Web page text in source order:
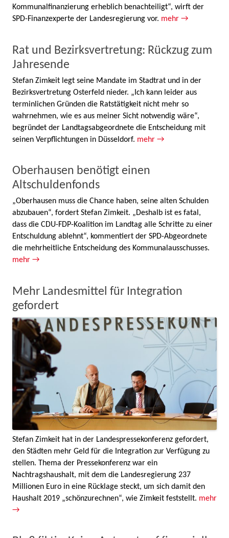
Kommunalfinanzierung erheblich benachteiligt“, wirft der
SPD-Finanzexperte der Landesregierung vor. mehr →
Rat und Bezirksvertretung: Rückzug zum
Jahresende
Stefan Zimkeit legt seine Mandate im Stadtrat und in der
Bezirksvertretung Osterfeld nieder. „Ich kann leider aus
terminlichen Gründen die Ratstätigkeit nicht mehr so
wahrnehmen, wie es aus meiner Sicht notwendig wäre“,
begründet der Landtagsabgeordnete die Entscheidung mit
seinen Verpflichtungen in Düsseldorf. mehr →
Oberhausen benötigt einen
Altschuldenfonds
„Oberhausen muss die Chance haben, seine alten Schulden
abzubauen“, fordert Stefan Zimkeit. „Deshalb ist es fatal,
dass die CDU-FDP-Koalition im Landtag alle Schritte zu einer
Entschuldung ablehnt“, kommentiert der SPD-Abgeordnete
die mehrheitliche Entscheidung des Kommunalausschusses.
mehr →
Mehr Landesmittel für Integration
gefordert
Stefan Zimkeit hat in der Landespressekonferenz gefordert,
den Städten mehr Geld für die Integration zur Verfügung zu
stellen. Thema der Pressekonferenz war ein
Nachtragshaushalt, mit dem die Landesregierung 237
Millionen Euro in eine Rücklage steckt, um sich damit den
Haushalt 2019 „schönzurechnen“, wie Zimkeit feststellt. mehr
→